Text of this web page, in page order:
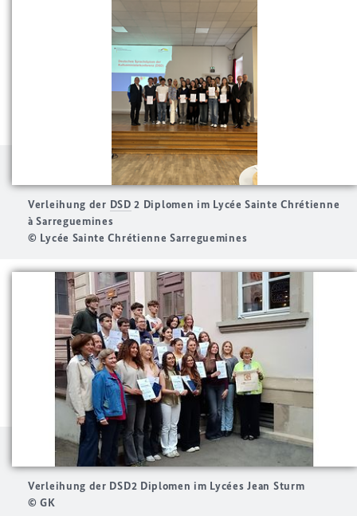
Verleihung der DSD 2 Diplomen im Lycée Sainte Chrétienne
à Sarreguemines
© Lycée Sainte Chrétienne Sarreguemines
Verleihung der DSD2 Diplomen im Lycées Jean Sturm
© GK